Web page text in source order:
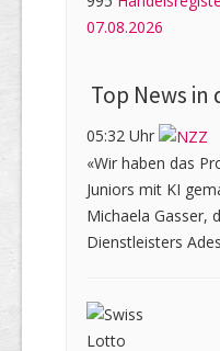
07.08.2026
Top News in
05:32 Uhr
«Wir haben das
Juniors mit KI
Michaela Gasser,
Dienstleisters